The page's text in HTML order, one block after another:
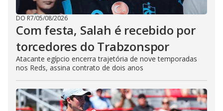
DO R7/05/08/2026
Com festa, Salah é recebido por
torcedores do Trabzonspor
Atacante egípcio encerra trajetória de nove temporadas
nos Reds, assina contrato de dois anos